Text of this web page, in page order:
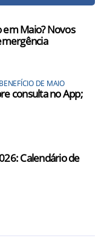
em Maio? Novos
DE MAIO
consulta no App;
Calendário de